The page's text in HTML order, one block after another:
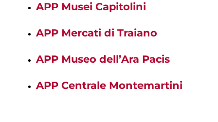
APP Musei Capitolini
APP Mercati di Traiano
APP Museo dell’Ara Pacis
APP Centrale Montemartini